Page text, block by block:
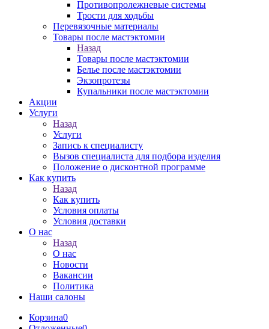
Противопролежневые системы
Трости для ходьбы
Перевязочные материалы
Товары после мастэктомии
Назад
Товары после мастэктомии
Белье после мастэктомии
Экзопротезы
Купальники после мастэктомии
Акции
Услуги
Назад
Услуги
Запись к специалисту
Вызов специалиста для подбора изделия
Положение о дисконтной программе
Как купить
Назад
Как купить
Условия оплаты
Условия доставки
О нас
Назад
О нас
Новости
Вакансии
Политика
Наши салоны
Корзина0